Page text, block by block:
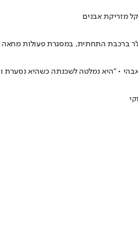
מזריקת אבנים
• "היא נמלטה לשכנתה כשהיא נסערת